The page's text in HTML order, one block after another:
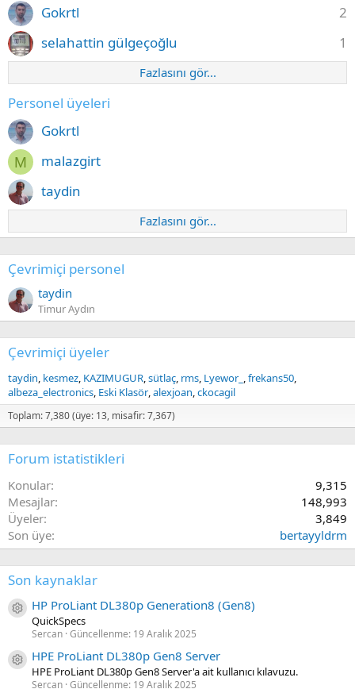
2
Gokrtl
1
selahattin gülgeçoğlu
Fazlasını gör...
Personel üyeleri
Gokrtl
M
malazgirt
taydin
Fazlasını gör...
Çevrimiçi personel
taydin
Timur Aydın
Çevrimiçi üyeler
taydin kesmez KAZIMUGUR sütlaç rms Lyewor_
frekans50
albeza_electronics Eski Klasör alexjoan ckocagil
Toplam: 7,380 (üye: 13, misafir: 7,367)
Forum istatistikleri
Konular
9,315
Mesajlar
148,993
Üyeler
3,849
Son üye
bertayyldrm
Son kaynaklar
Kaynak ikon/amblem
HP ProLiant DL380p Generation8 (Gen8)
QuickSpecs
Sercan Güncellenme: 19 Aralık 2025
Kaynak ikon/amblem
HPE ProLiant DL380p Gen8 Server
HPE ProLiant DL380p Gen8 Server'a ait kullanıcı kılavuzu.
Sercan Güncellenme: 19 Aralık 2025